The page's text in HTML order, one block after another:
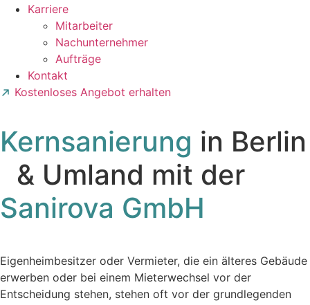
Karriere
Mitarbeiter
Nachunternehmer
Aufträge
Kontakt
Kostenloses Angebot erhalten
Kernsanierung in Berlin
& Umland mit der
Sanirova GmbH
Eigenheimbesitzer oder Vermieter, die ein älteres Gebäude
erwerben oder bei einem Mieterwechsel vor der
Entscheidung stehen, stehen oft vor der grundlegenden